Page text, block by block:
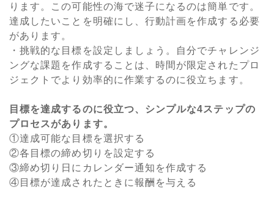
ります。この可能性の海で迷子になるのは簡単です。
達成したいことを明確にし、行動計画を作成する必要
があります。
・挑戦的な目標を設定しましょう。自分でチャレンジ
ングな課題を作成することは、時間が限定されたプロ
ジェクトでより効率的に作業するのに役立ちます。
目標を達成するのに役立つ、シンプルな4ステップの
プロセスがあります。
①達成可能な目標を選択する
②各目標の締め切りを設定する
③締め切り日にカレンダー通知を作成する
④目標が達成されたときに報酬を与える